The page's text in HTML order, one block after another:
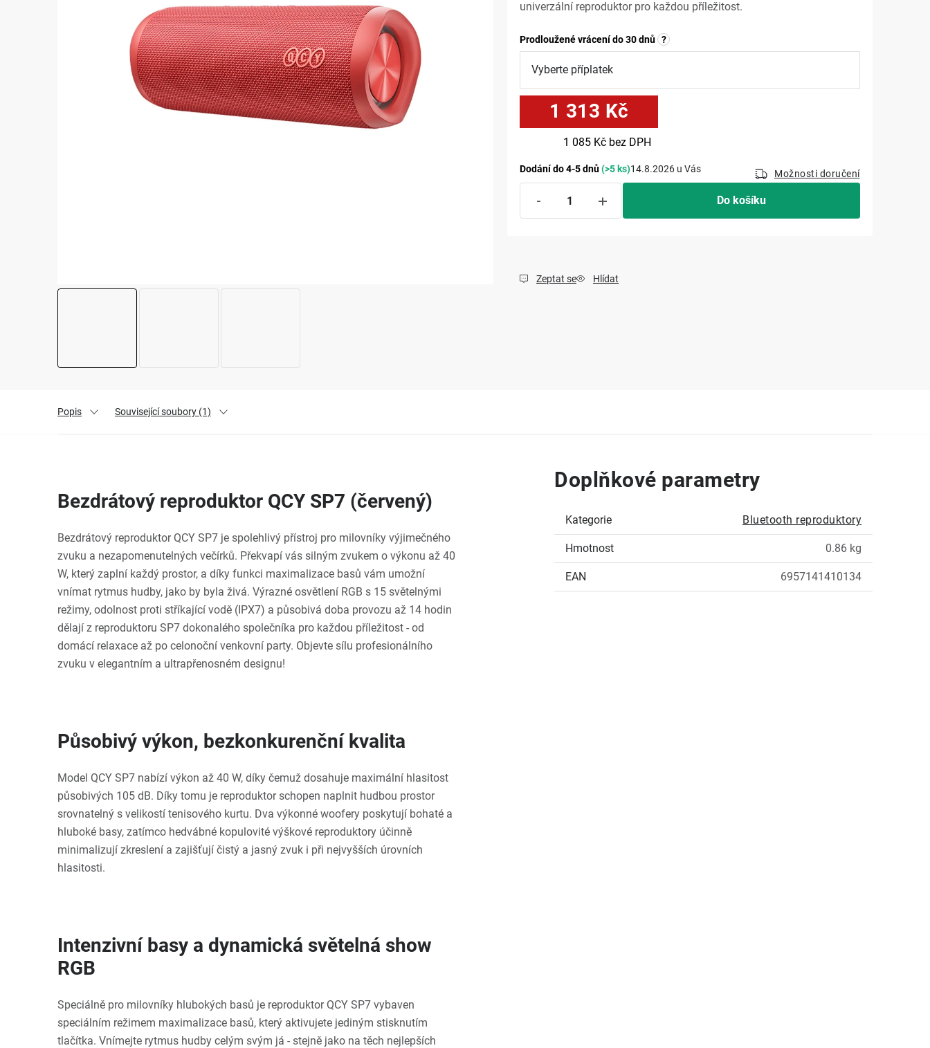
univerzální reproduktor pro každou příležitost.
Prodloužené vrácení do 30 dnů ?
1 313 Kč
1 085 Kč bez DPH
Dodání do 4-5 dnů(>5 ks)14.8.2026 Možnosti doručení
Do košíku
Zeptat se Hlídat
Popis Související soubory (1)
Bezdrátový reproduktor QCY SP7 (červený)
Bezdrátový reproduktor QCY SP7 je spolehlivý přístroj pro milovníky výjimečného
zvuku a nezapomenutelných večírků. Překvapí vás silným zvukem o výkonu až 40
W, který zaplní každý prostor, a díky funkci maximalizace basů vám umožní
vnímat rytmus hudby, jako by byla živá. Výrazné osvětlení RGB s 15 světelnými
režimy, odolnost proti stříkající vodě (IPX7) a působivá doba provozu až 14 hodin
dělají z reproduktoru SP7 dokonalého společníka pro každou příležitost - od
domácí relaxace až po celonoční venkovní party. Objevte sílu profesionálního
zvuku v elegantním a ultrapřenosném designu!
Působivý výkon, bezkonkurenční kvalita
Model QCY SP7 nabízí výkon až 40 W, díky čemuž dosahuje maximální hlasitost
působivých 105 dB. Díky tomu je reproduktor schopen naplnit hudbou prostor
srovnatelný s velikostí tenisového kurtu. Dva výkonné woofery poskytují bohaté a
hluboké basy, zatímco hedvábné kopulovité výškové reproduktory účinně
minimalizují zkreslení a zajišťují čistý a jasný zvuk i při nejvyšších úrovních
hlasitosti.
Intenzivní basy a dynamická světelná show
RGB
Speciálně pro milovníky hlubokých basů je reproduktor QCY SP7 vybaven
speciálním režimem maximalizace basů, který aktivujete jediným stisknutím
tlačítka. Vnímejte rytmus hudby celým svým já - stejně jako na těch nejlepších
Doplňkové parametry
Kategorie Bluetooth reproduktory
Hmotnost 0.86 kg
EAN 6957141410134